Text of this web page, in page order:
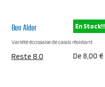
Ben Alder
Variété écossaise de cassis résistant
De 8,00 €
Reste 8.0
En Stock!!